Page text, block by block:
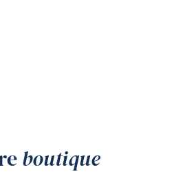
boutique